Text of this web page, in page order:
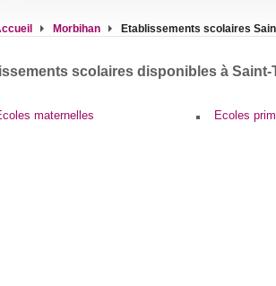
Morbihan Etablissements scolaires
scolaires disponibles à Saint-
maternelles Ecoles